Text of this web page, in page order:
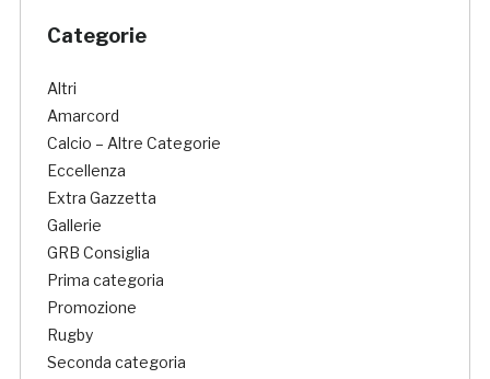
Categorie
Altri
Amarcord
Calcio – Altre Categorie
Eccellenza
Extra Gazzetta
Gallerie
GRB Consiglia
Prima categoria
Promozione
Rugby
Seconda categoria